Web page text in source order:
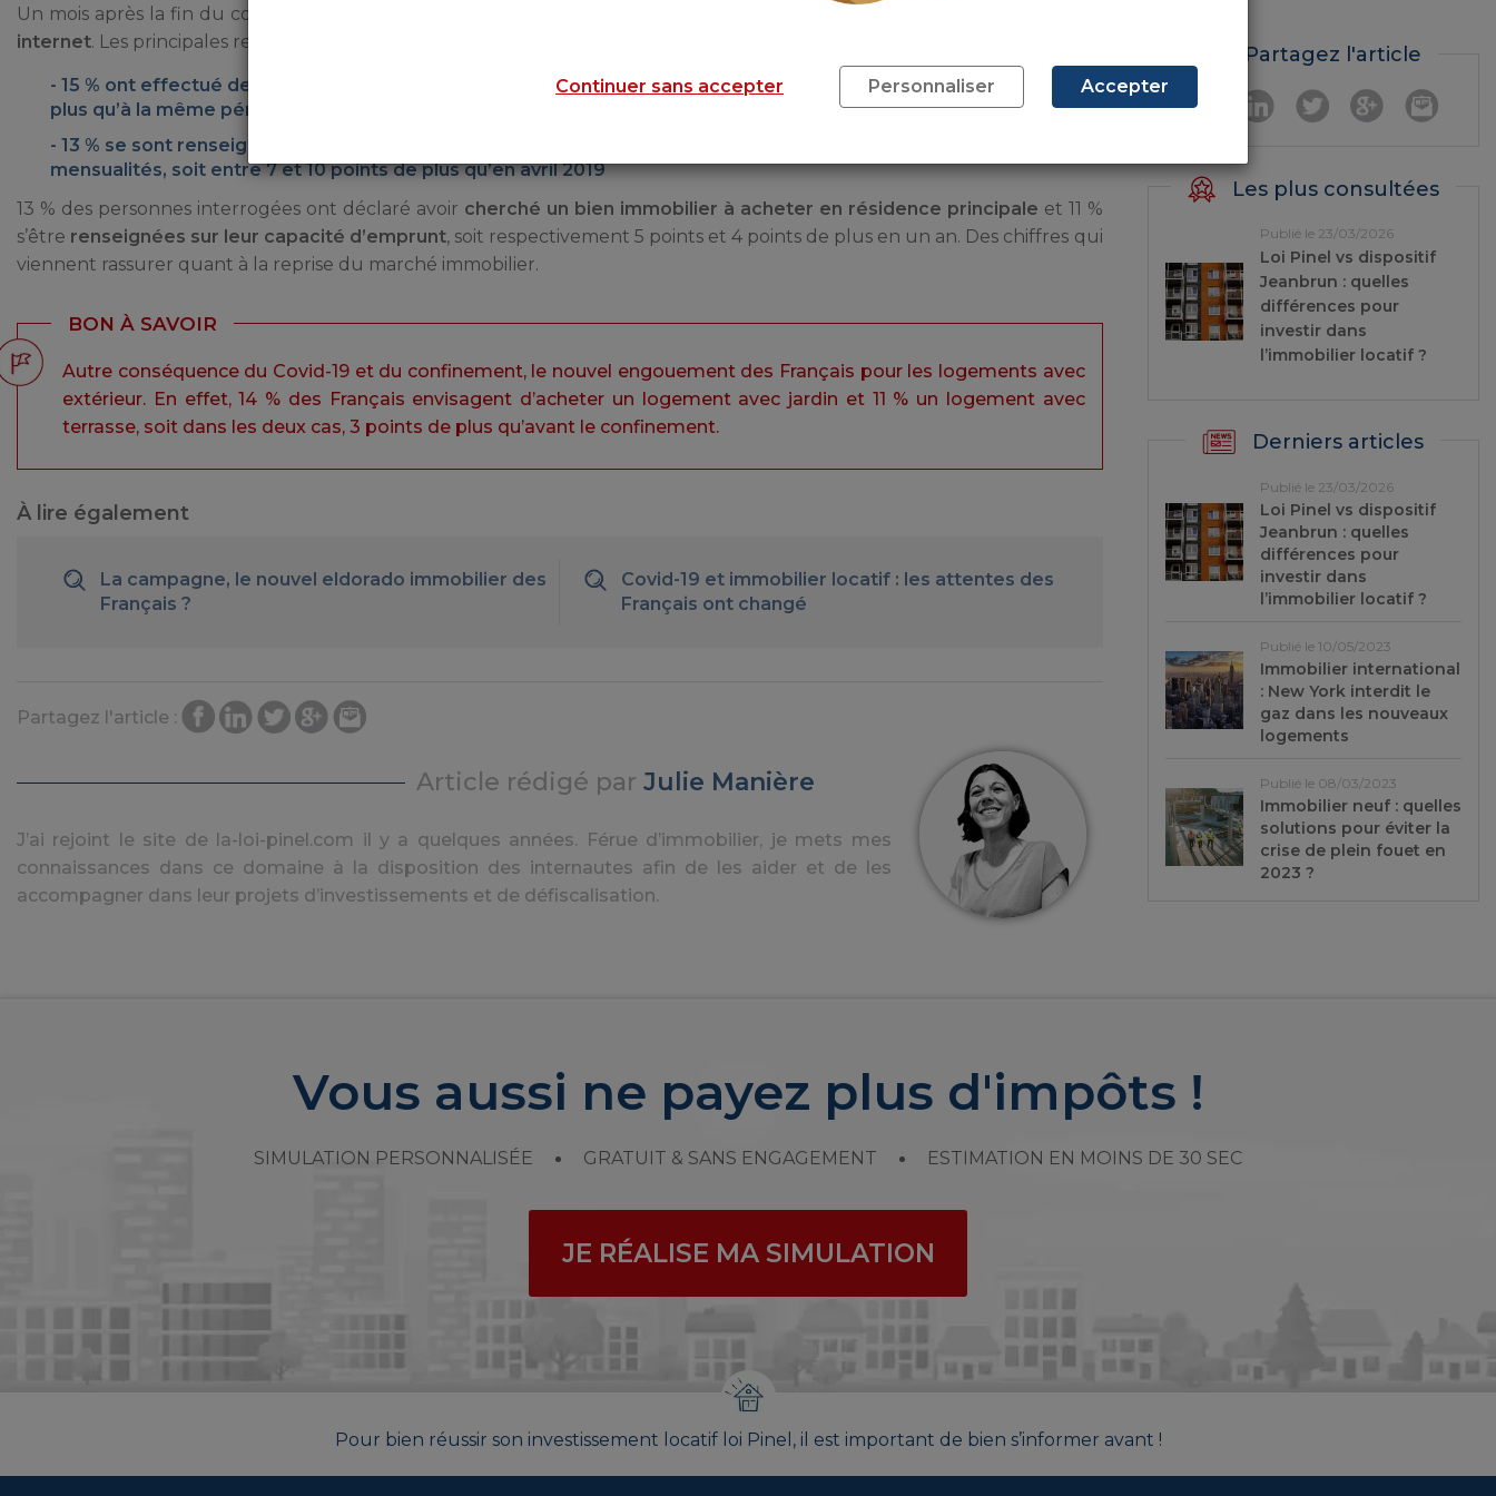
Un mois après la fin du confinement, les Français ont clairement
internet. Les principales requêtes visent à faire des économies.
15 % ont effectué des recherches sur comment baisser les mensualités d’un crédit immobilier, soit 7 points de
plus qu’à la même période, l’année dernière
13 % se sont renseignés sur les démarches pour renégocier leur assurance emprunteur et suspendre leurs
mensualités, soit entre 7 et 10 points de plus qu’en avril 2019
13 % des personnes interrogées ont déclaré avoir cherché un bien immobilier à acheter en résidence principale et 11 %
s’être renseignées sur leur capacité d’emprunt, soit respectivement 5 points et 4 points de plus en un an. Des chiffres qui
viennent rassurer quant à la reprise du marché immobilier.
BON À SAVOIR
Autre conséquence du Covid-19 et du confinement, le nouvel engouement des Français pour les logements avec
extérieur. En effet, 14 % des Français envisagent d’acheter un logement avec jardin et 11 % un logement avec
terrasse, soit dans les deux cas, 3 points de plus qu’avant le confinement.
À lire également
La campagne, le nouvel eldorado immobilier des
Français ?
Covid-19 et immobilier locatif : les attentes des
Français ont changé
Partagez l'article :
Article rédigé parJulie Manière
J’ai rejoint le site de la-loi-pinel.com il y a quelques années. Férue d’immobilier, je mets mes
connaissances dans ce domaine à la disposition des internautes afin de les aider et de les
accompagner dans leur projets d’investissements et de défiscalisation.
Partagez l'article
Les plus consultées
Publié le 23/03/2026
Loi Pinel vs dispositif
Jeanbrun : quelles
différences pour
investir dans
l’immobilier locatif ?
Derniers articles
Publié le 23/03/2026
Loi Pinel vs dispositif
Jeanbrun : quelles
différences pour
investir dans
l’immobilier locatif ?
Publié le 10/05/2023
Immobilier international
: New York interdit le
gaz dans les nouveaux
logements
Publié le 08/03/2023
Immobilier neuf : quelles
solutions pour éviter la
crise de plein fouet en
2023 ?
Vous aussi ne payez plus d'impôts !
SIMULATION PERSONNALISÉE GRATUIT & SANS ENGAGEMENT ESTIMATION EN MOINS DE 30 SEC
JE RÉALISE MA SIMULATION
Pour bien réussir son investissement locatif loi Pinel, il est important de bien s’informer avant !
Continuer sans accepter Personnaliser Accepter